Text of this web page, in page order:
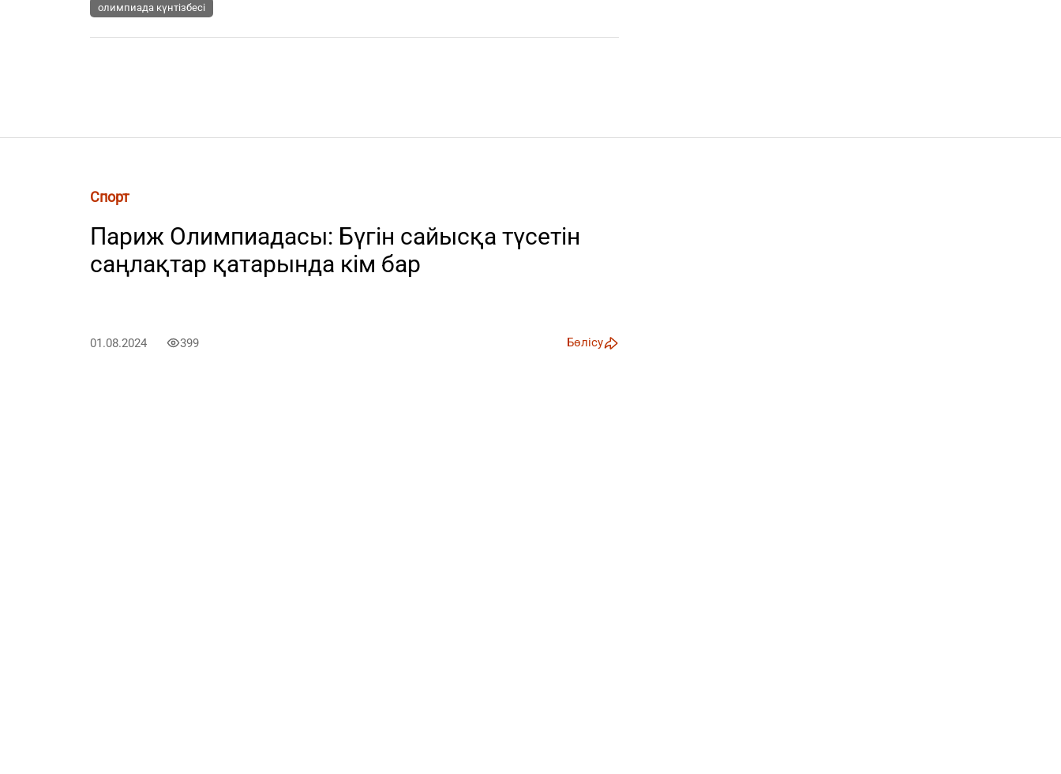
олимпиада күнтізбесі
Спорт
Париж Олимпиадасы: Бүгін сайысқа түсетін
саңлақтар қатарында кім бар
01.08.2024 399 Бөлісу